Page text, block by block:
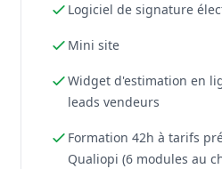
Logiciel de signature
Mini site
Widget d'estimation en
leads vendeurs
Formation 42h à tarifs
Qualiopi (6 modules au